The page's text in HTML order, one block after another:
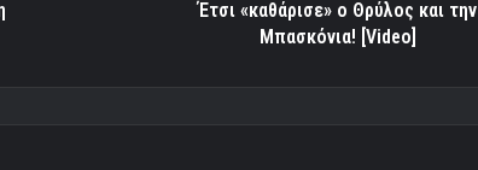
Έτσι «καθάρισε» ο Θρύλος και την
Μπασκόνια! [Video]